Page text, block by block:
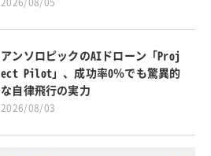
アンソロピックのAIドローン「Proj
ect Pilot」、成功率0％でも驚異的
な自律飛行の実力
2026/08/03